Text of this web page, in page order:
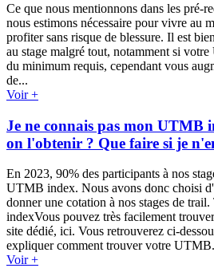
Ce que nous mentionnons dans les pré-
nous estimons nécessaire pour vivre au
profiter sans risque de blessure. Il est
au stage malgré tout, notamment si
du minimum requis, cependant vous
de...
Voir +
Je ne connais pas mon UTMB
on l'obtenir ? Que faire si je
En 2023, 90% des participants à nos
UTMB index. Nous avons donc choisi
donner une cotation à nos stages de
indexVous pouvez très facilement
site dédié, ici. Vous retrouverez ci-
expliquer comment trouver votre
Voir +